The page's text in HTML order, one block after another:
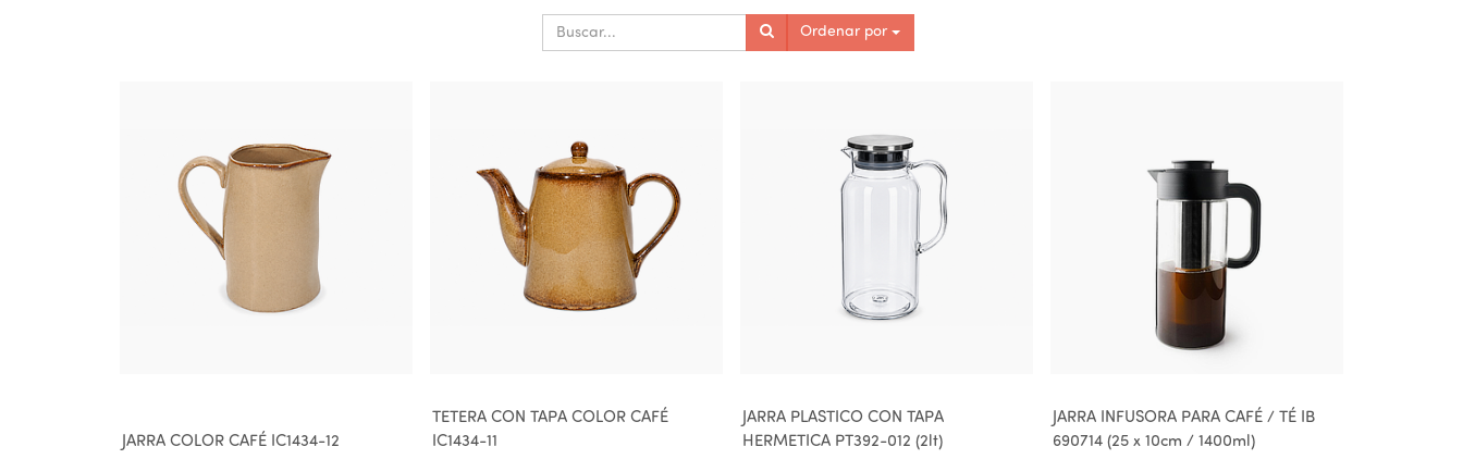
Ordenar por
JARRA COLOR CAFÉ IC1434-12
TETERA CON TAPA COLOR CAFÉ
IC1434-11
JARRA PLASTICO CON TAPA
HERMETICA PT392-012 (2lt)
JARRA INFUSORA PARA CAFÉ / TÉ IB
690714 (25 x 10cm / 1400ml)